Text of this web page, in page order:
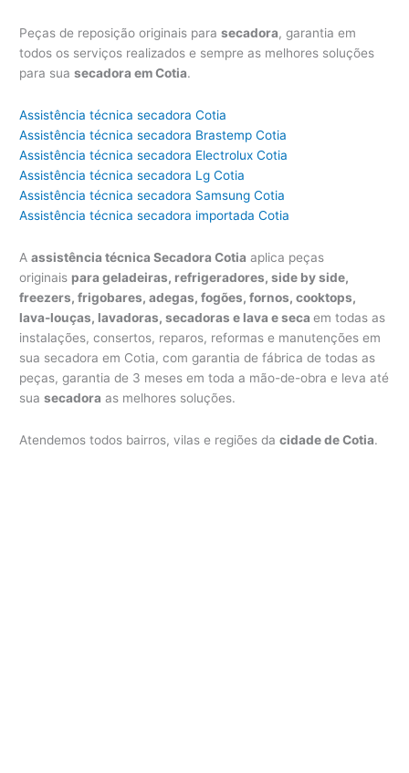
Peças de reposição originais parasecadora, garantia em
todos os serviços realizados e sempre as melhores soluções
para suasecadora em Cotia.
Assistência técnica secadora Cotia
Assistência técnica secadora Brastemp Cotia
Assistência técnica secadora Electrolux Cotia
Assistência técnica secadora Lg Cotia
Assistência técnica secadora Samsung Cotia
Assistência técnica secadora importada Cotia
Aassistência técnica Secadora Cotia aplica peças
originais para geladeiras, refrigeradores, side by side,
freezers, frigobares, adegas, fogões, fornos, cooktops,
lava-louças, lavadoras, secadoras e lava e secaem todas as
instalações, consertos, reparos, reformas e manutenções em
sua secadora em Cotia, com garantia de fábrica de todas as
peças, garantia de 3 meses em toda a mão-de-obra e leva até
suasecadora as melhores soluções.
Atendemos todos bairros, vilas e regiões dacidade de Cotia.